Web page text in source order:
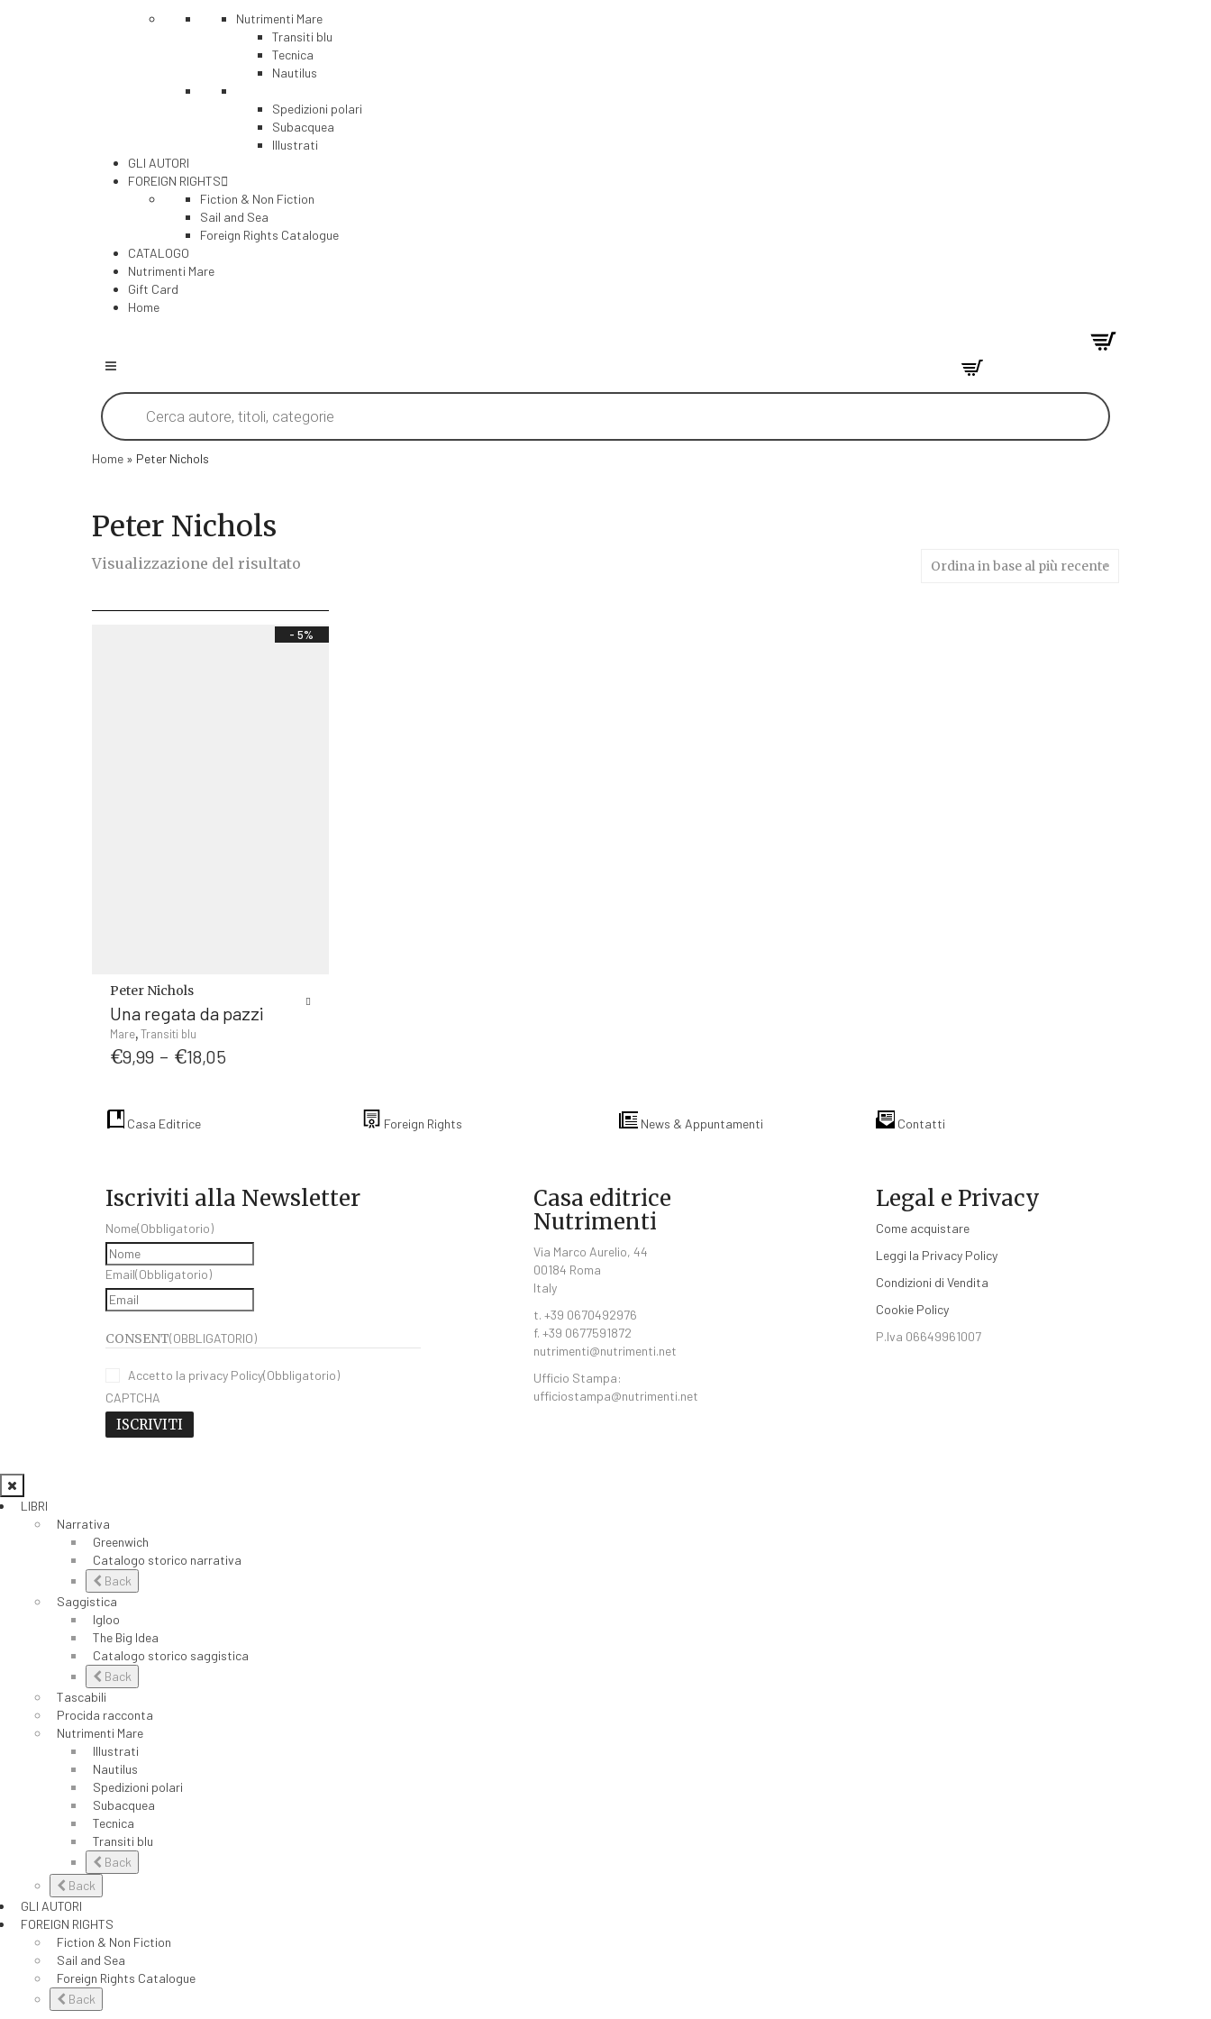
Nutrimenti Mare
Transiti blu
Tecnica
Nautilus
Spedizioni polari
Subacquea
Illustrati
GLI AUTORI
FOREIGN RIGHTS
Fiction & Non Fiction
Sail and Sea
Foreign Rights Catalogue
CATALOGO
Nutrimenti Mare
Gift Card
Home
Products
search
Home » Peter Nichols
Peter Nichols
Visualizzazione del risultato Ordina in base al più recente
- 5%
Peter Nichols
Una regata da pazzi
Mare,Transiti blu
prodotto
Le
essere
scelte
nella
del
prodotto
€9,99 - €18,05
Casa Editrice Foreign Rights News & Appuntamenti Contatti
Iscriviti alla Newsletter
Nome(Obbligatorio)
Email(Obbligatorio)
CONSENT(OBBLIGATORIO)
Accetto la privacy Policy(Obbligatorio)
CAPTCHA
Casa editrice
Nutrimenti
Via Marco Aurelio, 44
00184 Roma
Italy
t. +39 0670492976
f. +39 0677591872
nutrimenti@nutrimenti.net
Ufficio Stampa:
ufficiostampa@nutrimenti.net
Legal e Privacy
Come acquistare
Leggi la Privacy Policy
Condizioni di Vendita
Cookie Policy
P.Iva 06649961007
LIBRI
Narrativa
Greenwich
Catalogo storico narrativa
Back
Saggistica
Igloo
The Big Idea
Catalogo storico saggistica
Back
Tascabili
Procida racconta
Nutrimenti Mare
Illustrati
Nautilus
Spedizioni polari
Subacquea
Tecnica
Transiti blu
Back
Back
GLI AUTORI
FOREIGN RIGHTS
Fiction & Non Fiction
Sail and Sea
Foreign Rights Catalogue
Back